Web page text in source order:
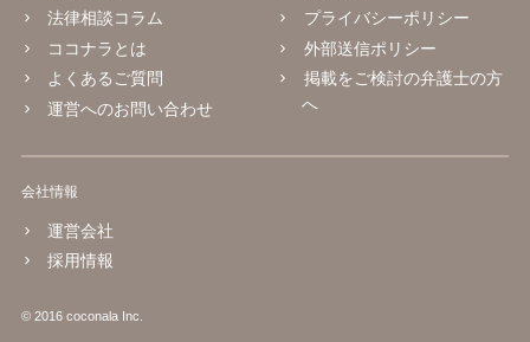
法律相談コラム
ココナラとは
よくあるご質問
運営へのお問い合わせ
プライバシーポリシー
外部送信ポリシー
掲載をご検討の弁護士の方
へ
会社情報
運営会社
採用情報
© 2016 coconala Inc.